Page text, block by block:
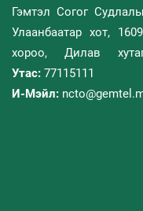
Гэмтэл Согог
Улаанбаатар хот,
хороо, Дилав
Утас: 77115111
И-Мэйл: